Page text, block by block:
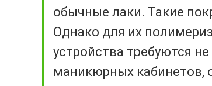
обычные лаки. Такие
Однако для их
устройства требуются
маникюрных кабинетов,